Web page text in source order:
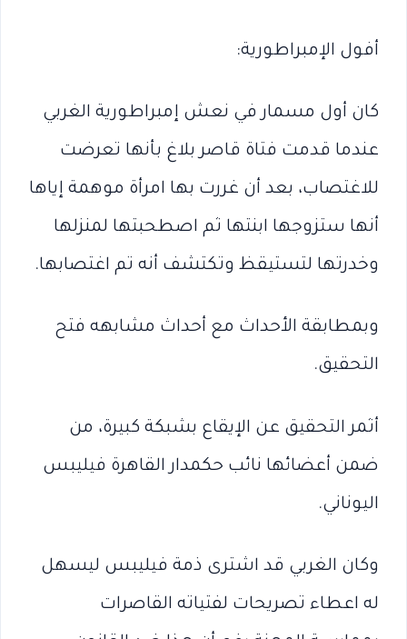
أفول الإمبراطورية:
كان أول مسمار في نعش إمبراطورية الغربي
عندما قدمت فتاة قاصر بلاغ بأنها تعرضت
للاغتصاب، بعد أن غررت بها امرأة موهمة إياها
أنها ستزوجها ابنتها ثم اصطحبتها لمنزلها
وخدرتها لتستيقظ وتكتشف أنه تم اغتصابها.
وبمطابقة الأحداث مع أحداث مشابهه فتح
التحقيق.
أثمر التحقيق عن الإيقاع بشبكة كبيرة، من
ضمن أعضائها نائب حكمدار القاهرة فيليبس
اليوناني.
وكان الغربي قد اشترى ذمة فيليبس ليسهل
له اعطاء تصريحات لفتياته القاصرات